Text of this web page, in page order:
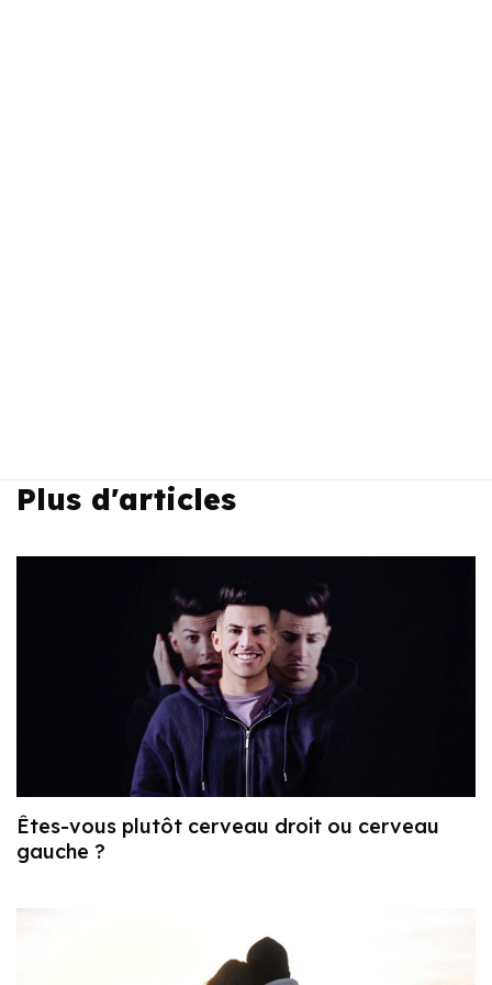
Plus d'articles
Êtes-vous plutôt cerveau droit ou cerveau
gauche ?